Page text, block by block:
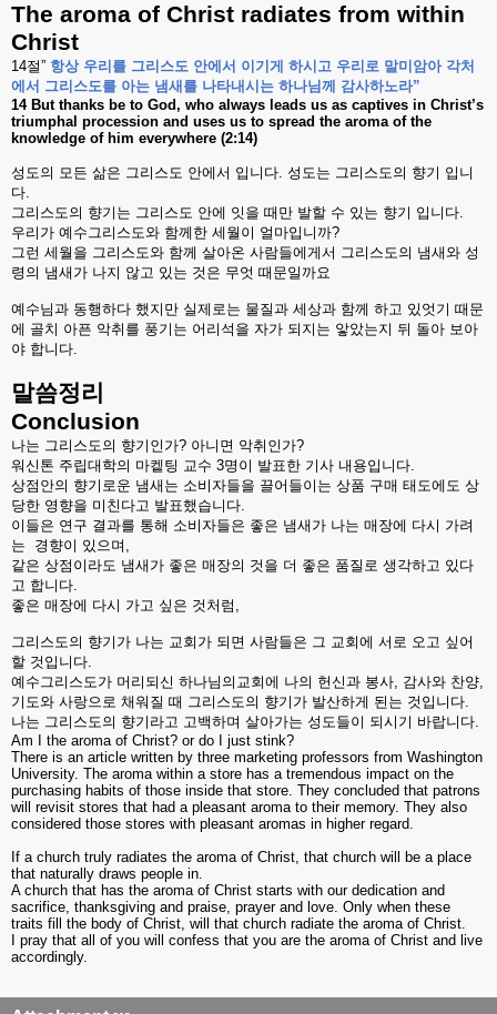
The aroma of Christ radiates from within
Christ
14절” 항상 우리를 그리스도 안에서 이기게 하시고 우리로 말미암아 각처
에서 그리스도를 아는 냄새를 나타내시는 하나님께 감사하노라”
14 But thanks be to God, who always leads us as captives in Christ’s
triumphal procession and uses us to spread the aroma of the
knowledge of him everywhere (2:14)
성도의 모든 삶은 그리스도 안에서 입니다. 성도는 그리스도의 향기 입니
다.
그리스도의 향기는 그리스도 안에 잇을 때만 발할 수 있는 향기 입니다.
우리가 예수그리스도와 함께한 세월이 얼마입니까?
그런 세월을 그리스도와 함께 살아온 사람들에게서 그리스도의 냄새와 성
령의 냄새가 나지 않고 있는 것은 무엇 때문일까요
예수님과 동행하다 했지만 실제로는 물질과 세상과 함께 하고 있엇기 때문
에 골치 아픈 악취를 풍기는 어리석을 자가 되지는 앟았는지 뒤 돌아 보아
야 합니다.
말씀정리
Conclusion
나는 그리스도의 향기인가? 아니면 악취인가?
워신톤 주립대학의 마켙팅 교수 3명이 발표한 기사 내용입니다.
상점안의 향기로운 냄새는 소비자들을 끌어들이는 상품 구매 태도에도 상
당한 영향을 미친다고 발표했습니다.
이들은 연구 결과를 통해 소비자들은 좋은 냄새가 나는 매장에 다시 가려
는
경향이 있으며 ,
같은 상점이라도 냄새가 좋은 매장의 것을 더 좋은 품질로 생각하고 있다
고 합니다.
좋은 매장에 다시 가고 싶은 것처럼 ,
그리스도의 향기가 나는 교회가 되면 사람들은 그 교회에 서로 오고 싶어
할 것입니다.
예수그리스도가 머리되신 하나님의교회에 나의 헌신과 봉사, 감사와 찬양,
기도와 사랑으로 채워질 때 그리스도의 향기가 발산하게 된는 것입니다.
나는 그리스도의 향기라고 고백하며 살아가는 성도들이 되시기 바랍니다.
Am I the aroma of Christ? or do I just stink?
There is an article written by three marketing professors from Washington
University. The aroma within a store has a tremendous impact on the
purchasing habits of those inside that store. They concluded that patrons
will revisit stores that had a pleasant aroma to their memory. They also
considered those stores with pleasant aromas in higher regard.
If a church truly radiates the aroma of Christ, that church will be a place
that naturally draws people in.
A church that has the aroma of Christ starts with our dedication and
sacrifice, thanksgiving and praise, prayer and love. Only when these
traits fill the body of Christ, will that church radiate the aroma of Christ.
I pray that all of you will confess that you are the aroma of Christ and live
accordingly.